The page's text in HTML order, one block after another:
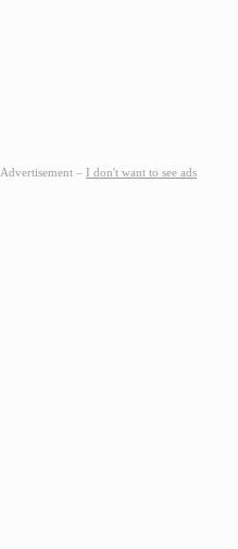
Advertisement – I don't want to see ads